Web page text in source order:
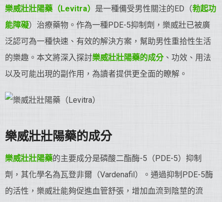
樂威壯壯陽藥 （Levitra） 是一種備受男性關注的ED（勃起功
能障礙）治療藥物。作為一種PDE-5抑制劑，樂威壯已被廣
泛認可為一種快速、有效的解決方案，幫助男性重拾性生活
的樂趣。本文將深入探討樂威壯壯陽藥的成分、功效、用法
以及可能出現的副作用，為讀者提供更全面的瞭解。
樂威壯壯陽藥的成分
樂威壯壯陽藥的主要成分是磷酸二酯酶-5（PDE-5）抑制
劑，其化學名為瓦登非爾（Vardenafil）。通過抑制PDE-5酶
的活性，樂威壯能夠促進血管舒張，增加血流到陰莖的流